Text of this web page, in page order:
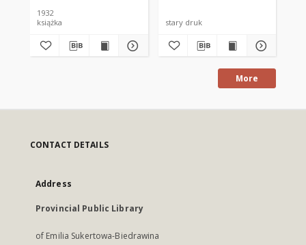
w Polsce
1932
książka
stary druk
More
CONTACT DETAILS
Address
Provincial Public Library
of Emilia Sukertowa-Biedrawina